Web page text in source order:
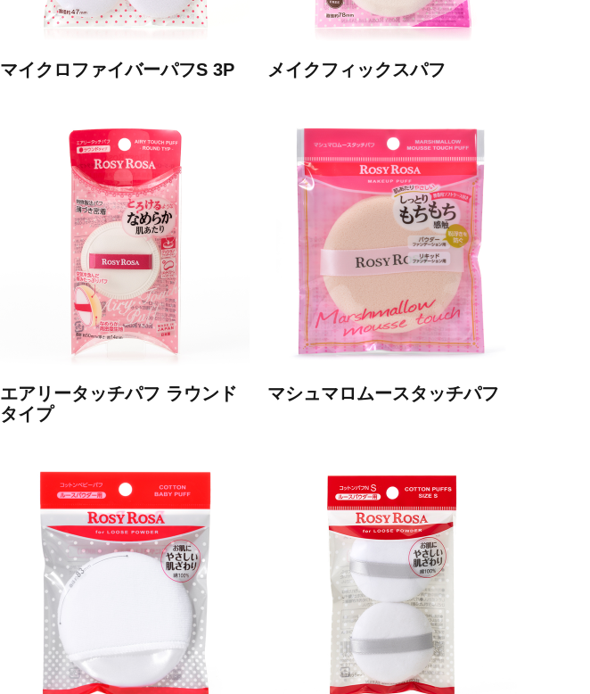
マイクロファイバーパフS 3P メイクフィックスパフ
エアリータッチパフ ラウンド
タイプ
マシュマロムースタッチパフ